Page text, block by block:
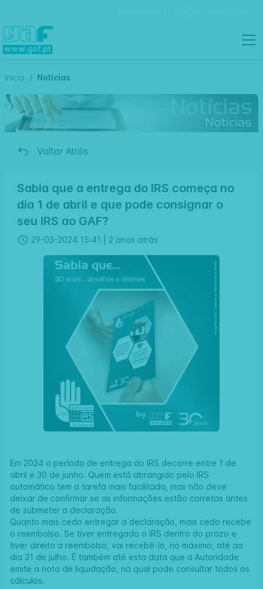
Inicio Notícias
Voltar Atrás
Sabia que a entrega do IRS começa no
dia 1 de abril e que pode consignar o
seu IRS ao GAF?
29-03-2024 15:41 | 2 anos atrás
Em 2024 o período de entrega do IRS decorre entre 1 de
abril e 30 de junho. Quem está abrangido pelo IRS
automático tem a tarefa mais facilitada, mas não deve
deixar de confirmar se as informações estão corretas antes
de submeter a declaração.
Quanto mais cedo entregar a declaração, mais cedo recebe
o reembolso. Se tiver entregado o IRS dentro do prazo e
tiver direito a reembolso, vai recebê-lo, no máximo, até ao
dia 31 de julho. É também até esta data que a Autoridade
emite a nota de liquidação, na qual pode consultar todos os
cálculos.